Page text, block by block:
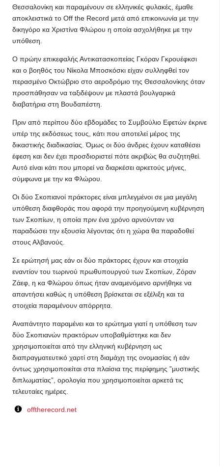
Θεσσαλονίκη και παραμένουν σε ελληνικές φυλακές, έμαθε
αποκλειστικά το Off the Record μετά από επικοινωνία με την
δικηγόρο κα Χριστίνα Φλώρου η οποία ασχολήθηκε με την
υπόθεση.
Ο πρώην επικεφαλής Αντικατασκοπείας Γκόραν Γκρουέφκσι
και ο βοηθός του Νίκολα Μποσκόσκι είχαν συλληφθεί τον
περασμένο Οκτώβριο στο αεροδρόμιο της Θεσσαλονίκης όταν
προσπάθησαν να ταξιδέψουν με πλαστά βουλγαρικά
διαβατήρια στη Βουδαπέστη.
Πριν από περίπου δύο εβδομάδες το Συμβούλιο Εφετών έκρινε
υπέρ της εκδόσεως τους, κάτι που αποτελεί μέρος της
δικαστικής διαδικασίας. Όμως οι δύο άνδρες έχουν καταθέσει
έφεση και δεν έχει προσδιοριστεί πότε ακριβώς θα συζητηθεί.
Αυτό είναι κάτι που μπορεί να διαρκέσει αρκετούς μήνες,
σύμφωνα με την κα Φλώρου.
Οι δύο Σκοπιανοί πράκτορες είναι μπλεγμένοι σε μια μεγάλη
υπόθεση διαφθοράς που αφορά την προηγούμενη κυβέρνηση
των Σκοπίων, η οποία πριν ένα χρόνο αρνούνταν να
παραδώσει την εξουσία λέγοντας ότι η χώρα θα παραδοθεί
στους Αλβανούς.
Σε ερώτησή μας εάν οι δύο πράκτορες έχουν και στοιχεία
εναντίον του τωρινού πρωθυπουργού των Σκοπίων, Ζόραν
Ζάεφ, η κα Φλώρου όπως ήταν αναμενόμενο αρνήθηκε να
απαντήσει καθώς η υπόθεση βρίσκεται σε εξέλιξη και τα
στοιχεία παραμένουν απόρρητα.
Αναπάντητο παραμένει και το ερώτημα γιατί η υπόθεση των
δύο Σκοπιανών πρακτόρων υποβαθμίστηκε και δεν
χρησιμοποιείται από την ελληνική κυβέρνηση ως
διαπραγματευτικό χαρτί στη διαμάχη της ονομασίας ή εάν
όντως χρησιμοποιείται στα πλαίσια της περίφημης ”μυστικής
διπλωματίας”, ορολογία που χρησιμοποιείται αρκετά τις
τελευταίες ημέρες.
offtherecord.net